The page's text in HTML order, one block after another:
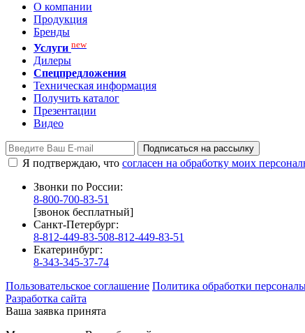
О компании
Продукция
Бренды
Услуги new
Дилеры
Спецпредложения
Техническая информация
Получить каталог
Презентации
Видео
Подписаться на рассылку
Я подтверждаю, что согласен на обработку моих
Звонки по России:
8-800-700-83-51
[звонок бесплатный]
Санкт-Петербург:
8-812-449-83-508-812-449-83-51
Екатеринбург:
8-343-345-37-74
Пользовательское соглашение Политика обработки
Разработка сайта
Ваша заявка принята